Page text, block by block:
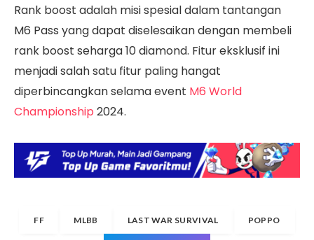
Rank boost adalah misi spesial dalam tantangan
M6 Pass yang dapat diselesaikan dengan membeli
rank boost seharga 10 diamond. Fitur eksklusif ini
menjadi salah satu fitur paling hangat
diperbincangkan selama event M6 World
Championship 2024.
FF MLBB LAST WAR SURVIVAL POPPO